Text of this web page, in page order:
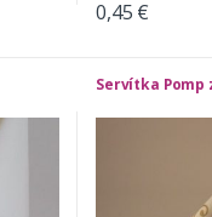
0,45 €
Servítka